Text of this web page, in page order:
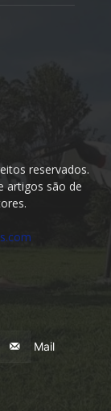
reservados.
artigos são de
Mail